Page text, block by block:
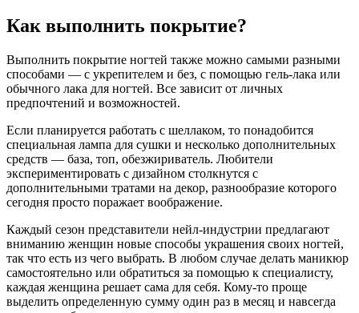
Как выполнить покрытие?
Выполнить покрытие ногтей также можно самыми разными
способами — с укрепителем и без, с помощью гель-лака или
обычного лака для ногтей. Все зависит от личных
предпочтений и возможностей.
Если планируется работать с шеллаком, то понадобится
специальная лампа для сушки и несколько дополнительных
средств — база, топ, обезжириватель. Любители
экспериментировать с дизайном столкнутся с
дополнительными тратами на декор, разнообразие которого
сегодня просто поражает воображение.
Каждый сезон представители нейл-индустрии предлагают
вниманию женщин новые способы украшения своих ногтей,
так что есть из чего выбрать. В любом случае делать маникюр
самостоятельно или обратиться за помощью к специалисту,
каждая женщина решает сама для себя. Кому-то проще
выделить определенную сумму один раз в месяц и навсегда